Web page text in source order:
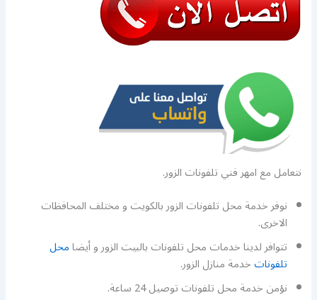
نتعامل مع امهر فني تلفونات الزور.
نوفر خدمة محل تلفونات الزور بالكويت و مختلف المحافظات
الاخرى.
تتوافر لدينا خدمات محل تلفونات بالبيت الزور و أيضامحل
تلفوناتخدمة منازل الزور.
نؤمن خدمة محل تلفونات توصيل 24 ساعة.